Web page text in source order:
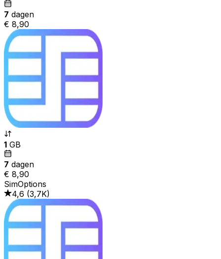
7 dagen
€ 8,90
1 GB
7 dagen
€ 8,90
SimOptions
4,6 (3,7K)